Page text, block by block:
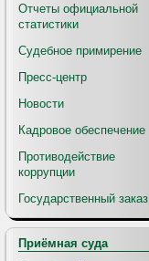
Отчеты официальной
статистики
Судебное примирение
Пресс-центр
Новости
Кадровое обеспечение
Противодействие
коррупции
Государственный заказ
Приёмная суда